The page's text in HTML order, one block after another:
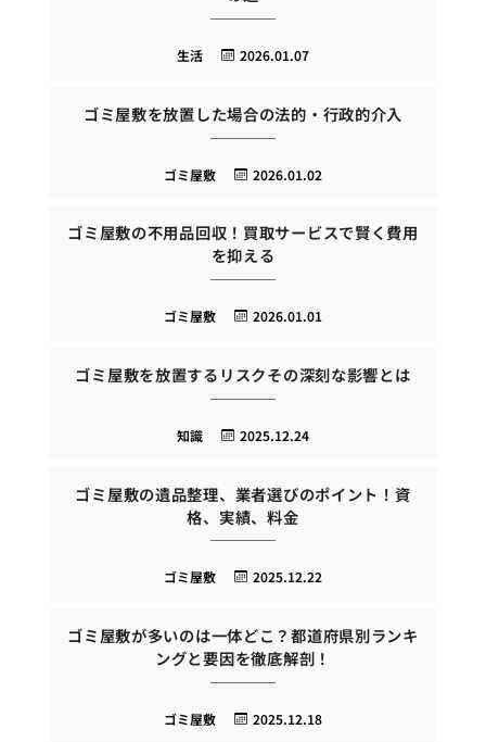
2026.01.07
生活
ゴミ屋敷を放置した場合の法的・行政的介入
2026.01.02
ゴミ屋敷
ゴミ屋敷の不用品回収！買取サービスで賢く費用
を抑える
2026.01.01
ゴミ屋敷
ゴミ屋敷を放置するリスクその深刻な影響とは
2025.12.24
知識
ゴミ屋敷の遺品整理、業者選びのポイント！資
格、実績、料金
2025.12.22
ゴミ屋敷
ゴミ屋敷が多いのは一体どこ？都道府県別ランキ
ングと要因を徹底解剖！
2025.12.18
ゴミ屋敷